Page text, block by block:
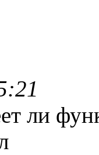
ли